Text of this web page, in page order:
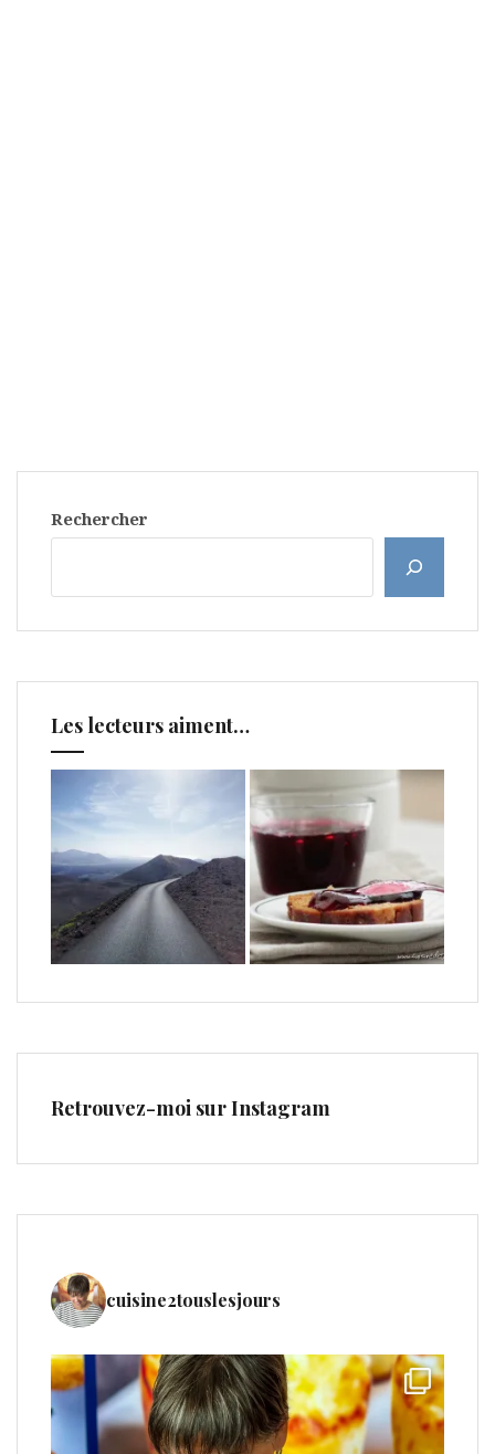
Rechercher
Les lecteurs aiment…
Retrouvez-moi sur Instagram
cuisine2touslesjours